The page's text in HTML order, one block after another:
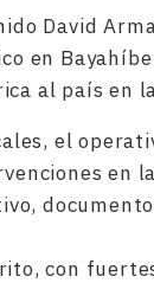
David
en
al país en
el
en
con